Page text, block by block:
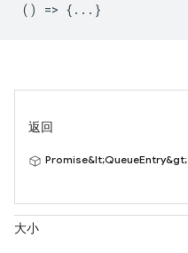
() => {...}
返回
Promise&lt;QueueEntry&gt;
大小